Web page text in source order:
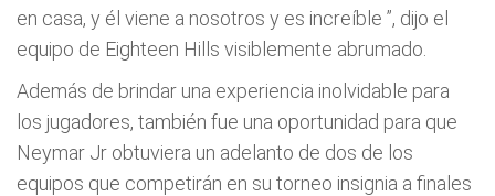
en casa, y él viene a nosotros y es increíble ”, dijo el
equipo de Eighteen Hills visiblemente abrumado.
Además de brindar una experiencia inolvidable para
los jugadores, también fue una oportunidad para que
Neymar Jr obtuviera un adelanto de dos de los
equipos que competirán en su torneo insignia a finales